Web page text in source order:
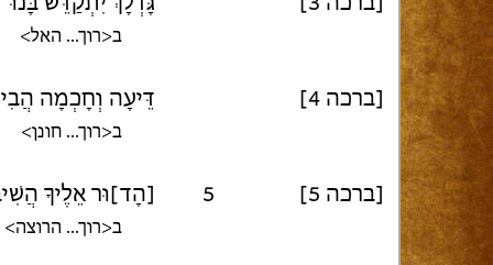
ב<רוך... האל>
[ברכה 4] דֵּיעָה וְחָכְמָה
ב<רוך... חונן>
[ברכה 5] 5 [הָד]וּר אֵלֶיךָ
ב<רוך... הרוצה>